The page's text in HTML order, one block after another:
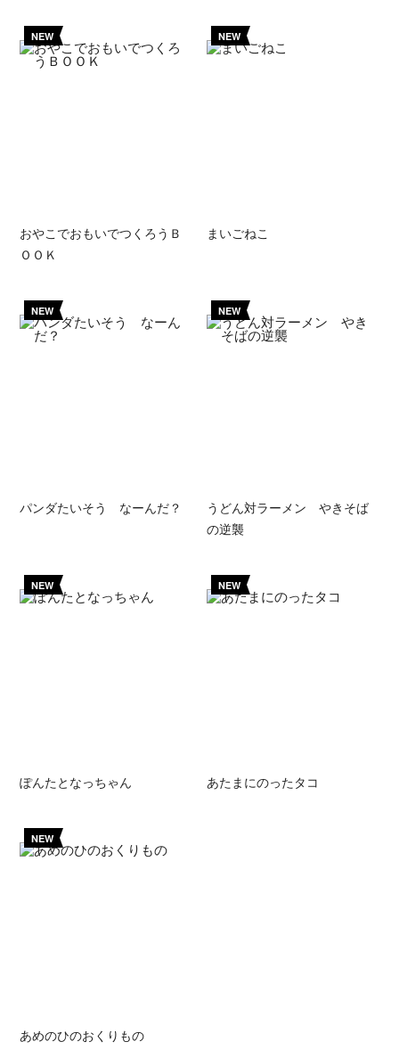
NEW
おやこでおもいでつくろうＢ
ＯＯＫ
NEW
まいごねこ
NEW
パンダたいそう なーんだ？
NEW
うどん対ラーメン やきそば
の逆襲
NEW
ぽんたとなっちゃん
NEW
あたまにのったタコ
NEW
あめのひのおくりもの